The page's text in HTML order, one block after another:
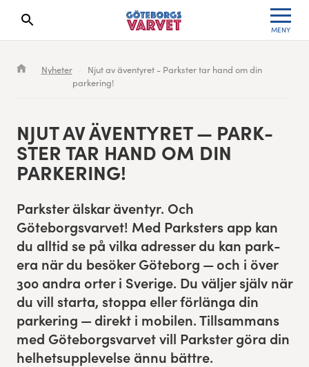
MENY
Sökresultaten dyker upp här
Nyheter
Njut av äventyret - Parkster tar hand om din
parkering!
NJUT AV ÄVENTYRET — PARK­
STER TAR HAND OM DIN
PARKERING!
Park­ster älskar äventyr. Och
Göteborgsvarvet! Med Park­sters app kan
du alltid se på vil­ka adress­er du kan park­
era när du besöker Göteborg — och i över
300andra orter i Sverige. Du väljer själv när
du vill star­ta, stop­pa eller förlänga din
park­er­ing — direkt i mobilen. Till­sam­mans
med Göteborgsvarvet vill Park­ster göra din
hel­het­sup­plevelse ännu bättre.
Deltagarinformation
Seedningsregler
Bana
Löparinspiration och träning
Spring för välgörenhet
Göteborgsvarvet familjeområde
Res, bo, upplev
Stafettvarvet
Minivarvet
Varvetmilen
Evenemangs- & mediepartners
Partners Varvetveckan
Resultatarkiv